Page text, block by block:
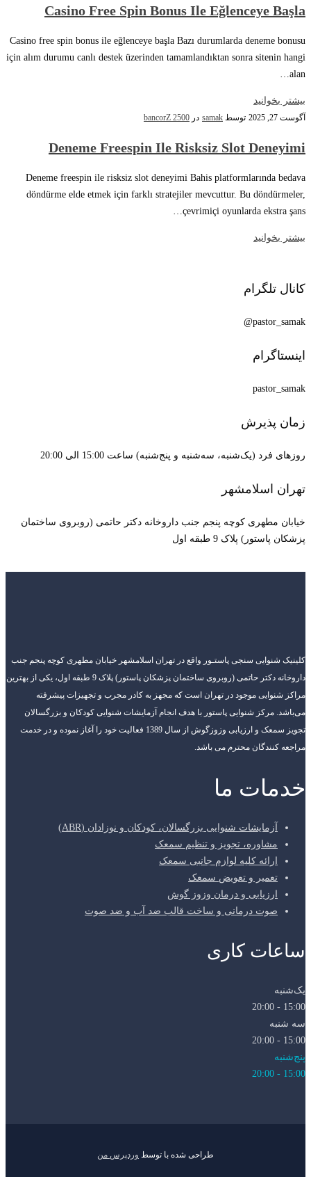
Casino Free Spin Bonus Ile Eğlenceye Başla
Casino free spin bonus ile eğlenceye başla Bazı durumlarda deneme bonusu
için alım durumu canlı destek üzerinden tamamlandıktan sonra sitenin hangi
alan…
بیشتر بخوانید
آگوست 27, 2025 توسط samak در bancorZ 2500
Deneme Freespin Ile Risksiz Slot Deneyimi
Deneme freespin ile risksiz slot deneyimi Bahis platformlarında bedava
döndürme elde etmek için farklı stratejiler mevcuttur. Bu döndürmeler,
çevrimiçi oyunlarda ekstra şans…
بیشتر بخوانید
کانال تلگرام
pastor_samak@
اینستاگرام
pastor_samak
زمان پذیرش
روزهای فرد (یک‌شنبه، سه‌شنبه و پنج‌شنبه) ساعت 15:00 الی 20:00
تهران اسلامشهر
خیابان مطهری کوچه پنجم جنب داروخانه دکتر حاتمی (روبروی ساختمان
پزشکان پاستور) پلاک 9 طبقه اول
کلینیک شنوایی سنجی پاستـور واقع در تهران اسلامشهر خیابان مطهری کوچه پنجم جنب
داروخانه دکتر حاتمی (روبروی ساختمان پزشکان پاستور) پلاک 9 طبقه اول، یکی از بهترین
مراکز شنوایی موجود در تهران است که مجهز به کادر مجرب و تجهیزات پیشرفته
می‌باشد. مرکز شنوایی پاستور با هدف انجام آزمایشات شنوایی کودکان و بزرگسالان
تجویز سمعک و ارزیابی وزوزگوش از سال 1389 فعالیت خود را آغاز نموده و در خدمت
مراجعه کنندگان محترم می باشد.
خدمات ما
آزمایشات شنوایی بزرگسالان، کودکان و نوزادان (ABR)
مشاوره، تجویز و تنظیم سمعک
ارائه کلیه لوازم جانبی سمعک
تعمیر و تعویض سمعک
ارزیابی و درمان وزوز گوش
صوت درمانی و ساخت قالب ضد آب و ضد صوت
ساعات کاری
یک‌شنبه
15:00 - 20:00
سه شنبه
15:00 - 20:00
پنج‌شنبه
15:00 - 20:00
طراحی شده با توسط وردپرس من